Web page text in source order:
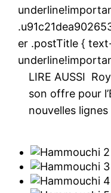
er .postTitle {
LIRE AUSSI
son offre pour
nouvelles